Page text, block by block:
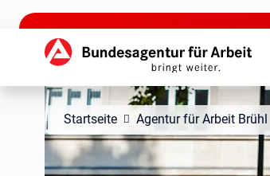
zu den Hauptinhalten springen
Hauptnavigation
Startseite Agentur für Arbeit Brühl